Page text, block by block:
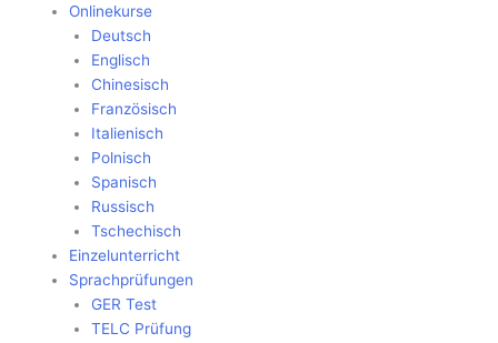
Onlinekurse
Deutsch
Englisch
Chinesisch
Französisch
Italienisch
Polnisch
Spanisch
Russisch
Tschechisch
Einzelunterricht
Sprachprüfungen
GER Test
TELC Prüfung